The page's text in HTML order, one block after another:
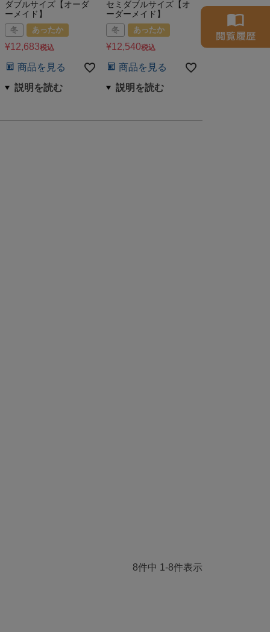
ダブルサイズ【オーダ
ーメイド】
冬 あったか
¥12,683税込
商品を見る
セミダブルサイズ【オ
ーダーメイド】
冬 あったか
¥12,540税込
商品を見る
8件中 1 -8件表示